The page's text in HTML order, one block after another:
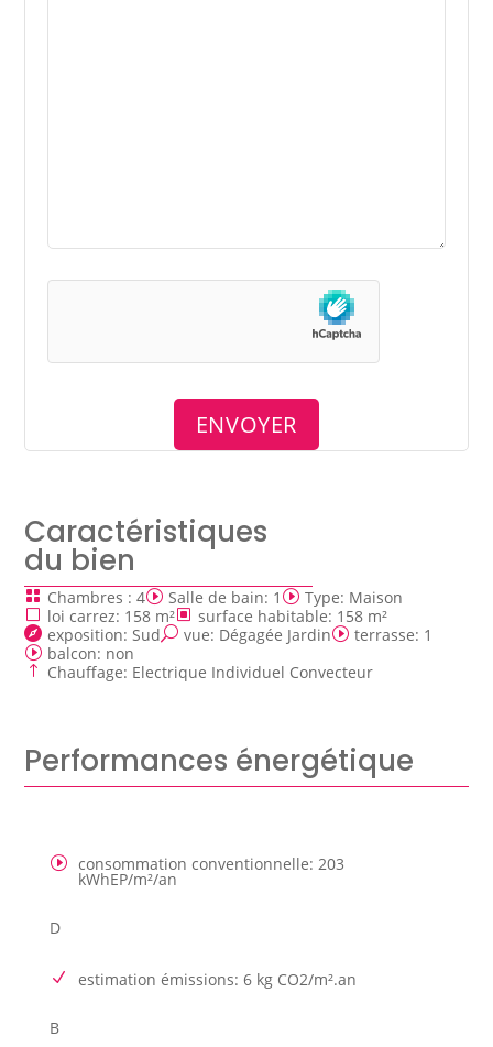
Caractéristiques
du bien
Chambres :4 Salle de bain: 1 Type: Maison
loi carrez: 158 m² surface habitable: 158 m²
exposition:Sud vue: Dégagée Jardin terrasse: 1
balcon: non
Chauffage: Electrique Individuel Convecteur
Performances énergétique
consommation conventionnelle: 203
kWhEP/m²/an
D
estimation émissions: 6 kg CO2/m².an
B